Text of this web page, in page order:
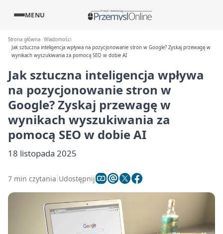
MENU
Strona główna Wiadomości
Jak sztuczna inteligencja wpływa na pozycjonowanie stron w Google? Zyskaj przewagę w
wynikach wyszukiwania za pomocą SEO w dobie AI
Jak sztuczna inteligencja wpływa
na pozycjonowanie stron w
Google? Zyskaj przewagę w
wynikach wyszukiwania za
pomocą SEO w dobie AI
18 listopada 2025
7 min czytania Udostępnij